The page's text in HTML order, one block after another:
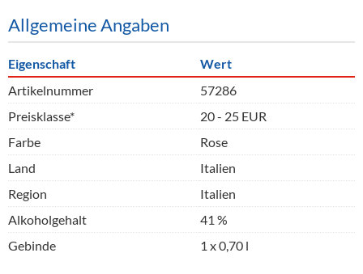
Allgemeine Angaben
Eigenschaft
Wert
Artikelnummer
57286
Preisklasse*
20 - 25 EUR
Farbe
Rose
Land
Italien
Region
Italien
Alkoholgehalt
41 %
Gebinde
1 x 0,70 l